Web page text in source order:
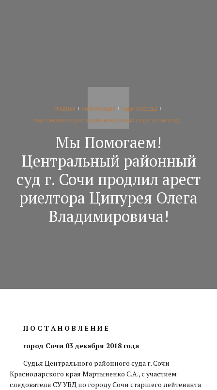
ГЛАВНАЯ ИНФОРМАЦИЯ НАШИ ПОБЕДЫ
МЫ ПОМОГАЕМ! ЦЕНТРАЛЬНЫЙ РАЙОННЫЙ СУД Г. СОЧИ ПРОД...
Мы Помогаем!
Центральный районный
суд г. Сочи продлил арест
риелтора Ципурея Олега
Владимировича!
П О С Т А Н О В Л Е Н И Е
город Сочи 03 декабря 2018 года
Судья Центрального районного суда г. Сочи
Краснодарского края Мартыненко С.А., с участием:
следователя СУ УВД по городу Сочи старшего лейтенанта